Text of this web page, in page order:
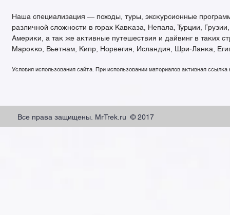
Наша специализация — походы, туры, экскурсионные
различной сложности в горах Кавказа, Непала, Турции,
Америки, а так же активные путешествия и дайвинг в таких
Марокко, Вьетнам, Кипр, Норвегия, Исландия, Шри-Ланка,
Условия использования сайта. При использовании материалов активная ссылка
Все права защищены. MrTrek.ru © 2017